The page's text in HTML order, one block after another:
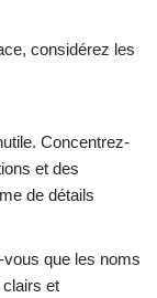
considérez les
Concentrez-
et des
de détails
que les noms
et